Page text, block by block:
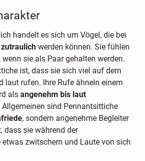
handelt es sich um Vögel, die bei
werden können. Sie fühlen
sie als Paar gehalten werden.
ist, dass sie sich viel auf dem
laut rufen. Ihre Rufe ähneln einem
als angenehm bis laut
sind Pennantsittiche
, sondern angenehme Begleiter
dass sie während der
zwitschern und Laute von sich